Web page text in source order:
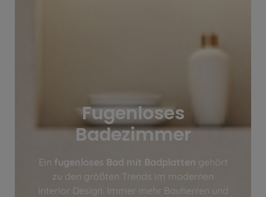
Fugenloses
Badezimmer
Ein fugenloses Bad mit Badplatten gehört
zu den größten Trends im modernen
Interior Design. Immer mehr Bauherren und